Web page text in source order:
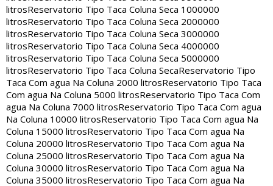
litrosReservatorio Tipo Taca Coluna Seca 1000000
litrosReservatorio Tipo Taca Coluna Seca 2000000
litrosReservatorio Tipo Taca Coluna Seca 3000000
litrosReservatorio Tipo Taca Coluna Seca 4000000
litrosReservatorio Tipo Taca Coluna Seca 5000000
litrosReservatorio Tipo Taca Coluna SecaReservatorio Tipo
Taca Com agua Na Coluna 2000 litrosReservatorio Tipo Taca
Com agua Na Coluna 5000 litrosReservatorio Tipo Taca Com
agua Na Coluna 7000 litrosReservatorio Tipo Taca Com agua
Na Coluna 10000 litrosReservatorio Tipo Taca Com agua Na
Coluna 15000 litrosReservatorio Tipo Taca Com agua Na
Coluna 20000 litrosReservatorio Tipo Taca Com agua Na
Coluna 25000 litrosReservatorio Tipo Taca Com agua Na
Coluna 30000 litrosReservatorio Tipo Taca Com agua Na
Coluna 35000 litrosReservatorio Tipo Taca Com agua Na